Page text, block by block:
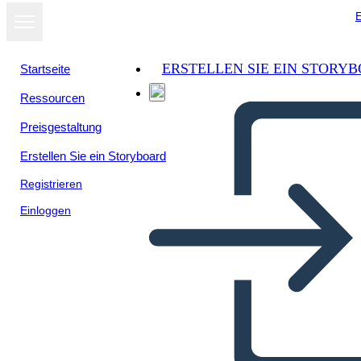
Startseite
Ressourcen
Preisgestaltung
Erstellen Sie ein Storyboard
Registrieren
Einloggen
ERSTELLEN SIE EIN